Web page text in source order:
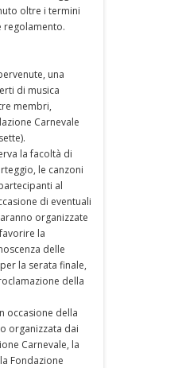
oltre i termini
regolamento.
una
di musica
membri,
Carnevale
la facoltà di
le canzoni
al
di eventuali
organizzate
la
delle
la serata finale,
della
occasione della
organizzata dai
Carnevale, la
Fondazione